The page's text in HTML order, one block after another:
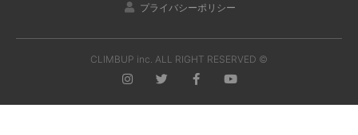
プライバシーポリシー
CLIMBUP inc. ALL RIGHT RESERVED ©